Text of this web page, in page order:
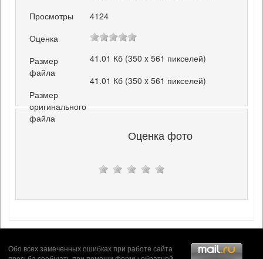
Просмотры
4124
Оценка
Размер
файла
41.01 Кб (350 x 561 пикселей)
Размер
оригинального
файла
41.01 Кб (350 x 561 пикселей)
Оценка фото
Обо всех замеченных ошибках при работе сайта